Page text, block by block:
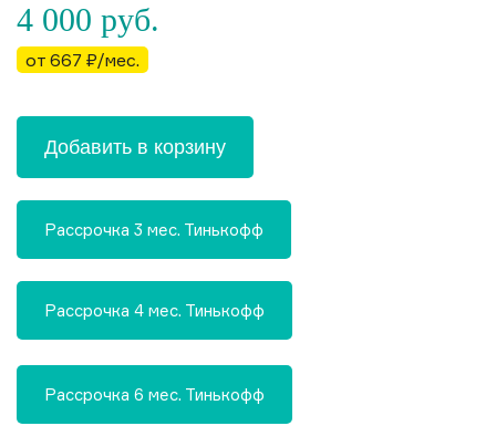
4 000 руб.
от 667 ₽/мес.
Добавить в корзину
Рассрочка 3 мес. Тинькофф
Рассрочка 4 мес. Тинькофф
Рассрочка 6 мес. Тинькофф